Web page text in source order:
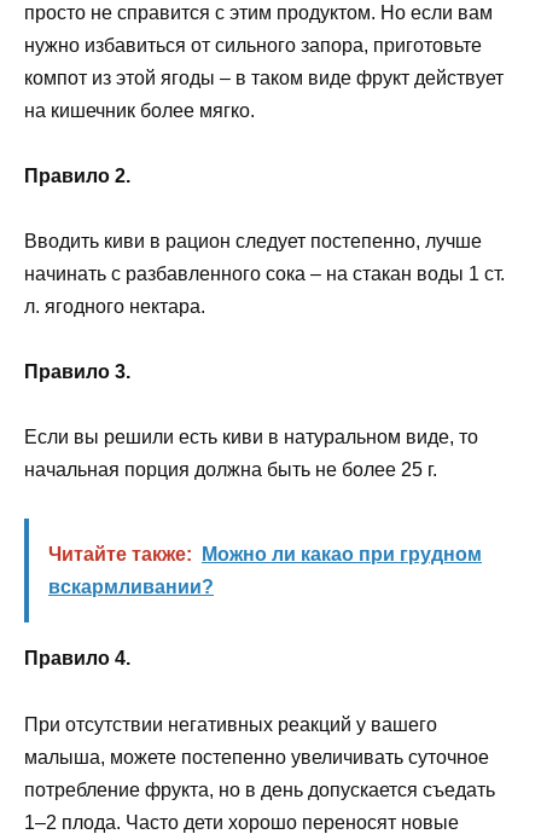
просто не справится с этим продуктом. Но если вам
нужно избавиться от сильного запора, приготовьте
компот из этой ягоды – в таком виде фрукт действует
на кишечник более мягко.
Правило 2.
Вводить киви в рацион следует постепенно, лучше
начинать с разбавленного сока – на стакан воды 1 ст.
л. ягодного нектара.
Правило 3.
Если вы решили есть киви в натуральном виде, то
начальная порция должна быть не более 25 г.
Читайте также:
Можно ли какао при грудном
вскармливании?
Правило 4.
При отсутствии негативных реакций у вашего
малыша, можете постепенно увеличивать суточное
потребление фрукта, но в день допускается съедать
1–2 плода. Часто дети хорошо переносят новые